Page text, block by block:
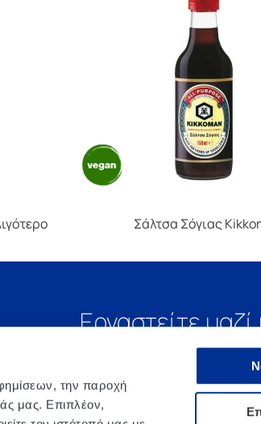
την παροχή
μας. Επιπλέον,
Σάλτσα Σόγιας
Εργαστείτε